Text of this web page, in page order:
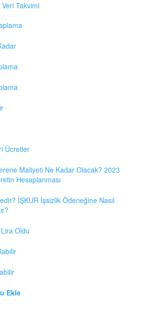
Veri Takvimi
Ücretler
Maliyeti Ne Kadar Olacak? 2023
Hesaplanması
İŞKUR İşsizlik Ödeneğine Nasıl
Oldu
Ekle